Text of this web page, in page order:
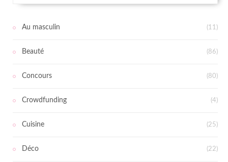
Au masculin (11)
Beauté (86)
Concours (80)
Crowdfunding (4)
Cuisine (25)
Déco (22)